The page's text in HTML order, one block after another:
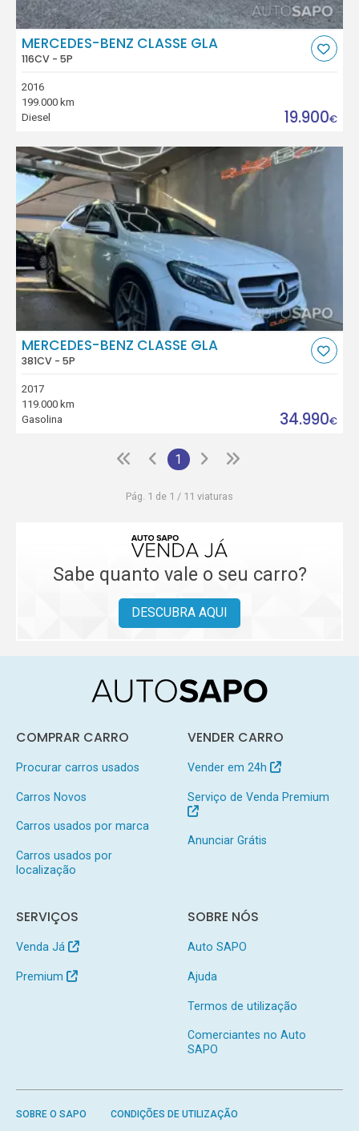
MERCEDES-BENZ CLASSE GLA
116CV - 5P
2016
199.000 km
Diesel
19.900€
MERCEDES-BENZ CLASSE GLA
381CV - 5P
2017
119.000 km
Gasolina
34.990€
1
Pág. 1 de 1 / 11 viaturas
Sabe quanto vale o seu carro?
DESCUBRA AQUI
COMPRAR CARRO
Procurar carros usados
Carros Novos
Carros usados por marca
Carros usados por
localização
VENDER CARRO
Vender em 24h
Serviço de Venda Premium
Anunciar Grátis
SERVIÇOS
Venda Já
Premium
SOBRE NÓS
Auto SAPO
Ajuda
Termos de utilização
Comerciantes no Auto
SAPO
SOBRE O SAPO CONDIÇÕES DE UTILIZAÇÃO